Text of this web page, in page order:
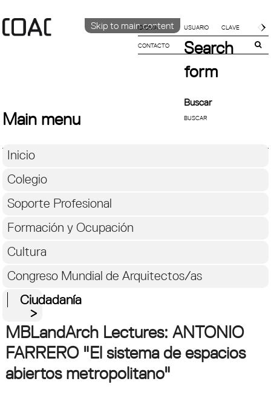
Skip to main content
IDIOMA
CATALÀ
CONTACTO
Search
form
Buscar
Main menu
Inicio
Colegio
Soporte Profesional
Formación y Ocupación
Cultura
Congreso Mundial de Arquitectos/as
Ciudadanía
MBLandArch Lectures: ANTONIO
FARRERO "El sistema de espacios
abiertos metropolitano"